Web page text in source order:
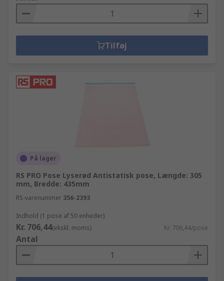
Tilføj
På lager
RS PRO Pose Lyserød Antistatisk pose, Længde: 305
mm, Bredde: 435mm
RS-varenummer 356-2393
Indhold (1 pose af 50 enheder)
Kr. 706,44(ekskl. moms) Kr. 706,44/pose
Antal